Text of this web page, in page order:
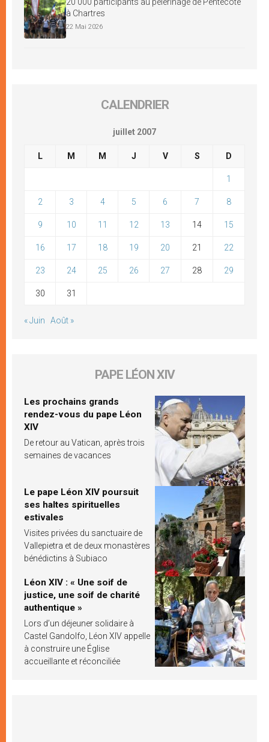
à Chartres
22 Mai 2026
CALENDRIER
juillet 2007
L M M J V S D
1
2 3 4 5 6 7 8
9 10 11 12 13 14 15
16 17 18 19 20 21 22
23 24 25 26 27 28 29
30 31
« Juin Août »
PAPE LÉON XIV
Les prochains grands
rendez-vous du pape Léon
XIV
De retour au Vatican, après trois
semaines de vacances
Le pape Léon XIV poursuit
ses haltes spirituelles
estivales
Visites privées du sanctuaire de
Vallepietra et de deux monastères
bénédictins à Subiaco
Léon XIV : « Une soif de
justice, une soif de charité
authentique »
Lors d’un déjeuner solidaire à
Castel Gandolfo, Léon XIV appelle
à construire une Église
accueillante et réconciliée